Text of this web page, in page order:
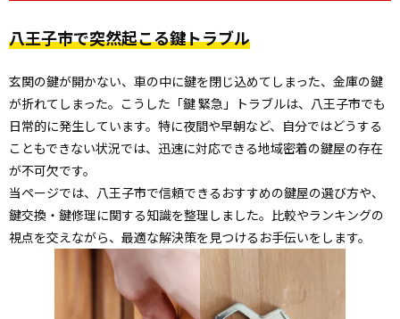
八王子市で突然起こる鍵トラブル
玄関の鍵が開かない、車の中に鍵を閉じ込めてしまった、金庫の鍵
が折れてしまった――。こうした「鍵 緊急」トラブルは、八王子市でも
日常的に発生しています。特に夜間や早朝など、自分ではどうする
こともできない状況では、迅速に対応できる地域密着の鍵屋の存在
が不可欠です。
当ページでは、八王子市で信頼できるおすすめの鍵屋の選び方や、
鍵交換・鍵修理に関する知識を整理しました。比較やランキングの
視点を交えながら、最適な解決策を見つけるお手伝いをします。